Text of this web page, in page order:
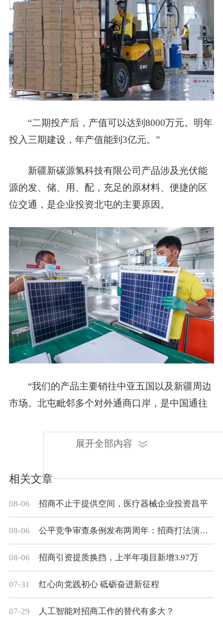
“二期投产后，产值可以达到8000万元。明年
投入三期建设，年产值能到3亿元。”
新疆新碳源氢科技有限公司产品涉及光伏能
源的发、储、用、配，充足的原材料、便捷的区
位交通，是企业投资北屯的主要原因。
“我们的产品主要销往中亚五国以及新疆周边
市场。北屯毗邻多个对外通商口岸，是中国通往
优势，发货时间能缩短一半。”
正如孙晓苹所说，近年来，北屯立足区位优
势、资源禀赋优势，在新能源产业的赛道上跑出
了“加速度”。
全面赋能区域经济发展
新疆是我国光电资源最为丰富的地区之一。
展开全部内容
相关文章
08-06 招商不止于提供空间，医疗器械企业投资昌平
08-06 公平竞争审查条例发布两周年：招商打法演变的观察与思考
08-06 招商引资提质换挡，上半年项目新增3.97万
07-31 红心向党践初心 砥砺奋进新征程
07-29 人工智能对招商工作的替代有多大？